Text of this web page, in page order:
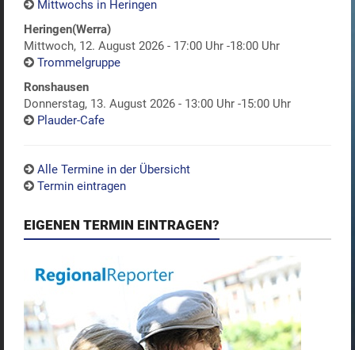
Mittwochs in Heringen
Heringen(Werra)
Mittwoch, 12. August 2026 - 17:00 Uhr -18:00 Uhr
Trommelgruppe
Ronshausen
Donnerstag, 13. August 2026 - 13:00 Uhr -15:00 Uhr
Plauder-Cafe
Alle Termine in der Übersicht
Termin eintragen
EIGENEN TERMIN EINTRAGEN?